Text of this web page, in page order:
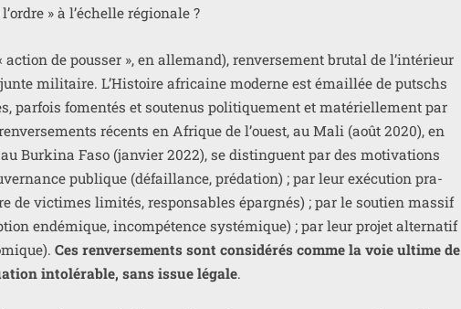
» à l’échelle régionale ?
action de pous­ser », en alle­mand), ren­ver­se­ment bru­tal de l’intérieur
mili­taire. L’Histoire afri­caine moderne est émaillée de putschs
par­fois fomen­tés et sou­te­nus poli­ti­que­ment et maté­riel­le­ment par
récents en Afrique de l’ouest, au Mali (août 2020), en
Burkina Faso (jan­vier 2022), se dis­tinguent par des moti­va­tions
publique (défaillance, pré­da­tion) ; par leur exé­cu­tion pra­
de vic­times limi­tés, res­pon­sables épar­gnés) ; par le sou­tien mas­sif
endé­mique, incom­pé­tence sys­té­mique) ; par leur pro­jet alter­na­tif
Ces ren­ver­se­ments sont consi­dé­rés comme la voie ultime de
into­lé­rable, sans issue légale.